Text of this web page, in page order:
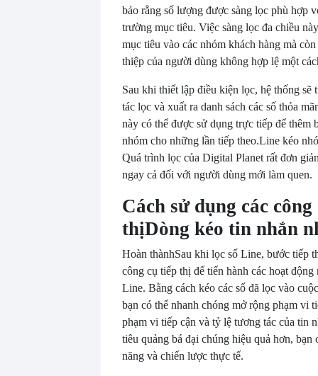
bảo rằng số lượng được sàng lọc phù hợp
trường mục tiêu. Việc sàng lọc đa chiều
mục tiêu vào các nhóm khách hàng mà
thiệp của người dùng không hợp lệ một
Sau khi thiết lập điều kiện lọc, hệ thống sẽ
tác lọc và xuất ra danh sách các số thỏa
này có thể được sử dụng trực tiếp để thêm
nhóm cho những lần tiếp theo.Line kéo
Quá trình lọc của Digital Planet rất đơn
ngay cả đối với người dùng mới làm quen.
Cách sử dụng các
thịDòng kéo tin nhắn
Hoàn thànhSau khi lọc số Line, bước tiếp
công cụ tiếp thị để tiến hành các hoạt
Line. Bằng cách kéo các số đã lọc vào
bạn có thể nhanh chóng mở rộng phạm vi
phạm vi tiếp cận và tỷ lệ tương tác của tin
tiêu quảng bá đại chúng hiệu quả hơn, bạn
năng và chiến lược thực tế.